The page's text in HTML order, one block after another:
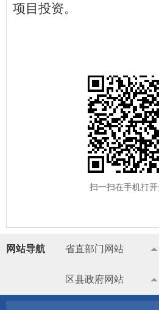
项目投资。
扫一扫在手机打
网站导航 省直部门网站
区县政府网站